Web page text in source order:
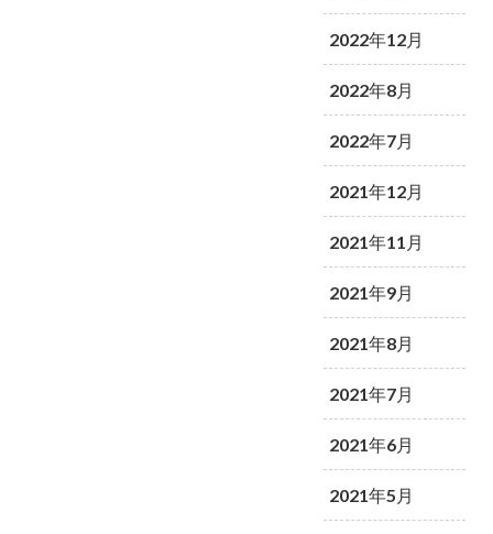
2022年12月
2022年8月
2022年7月
2021年12月
2021年11月
2021年9月
2021年8月
2021年7月
2021年6月
2021年5月